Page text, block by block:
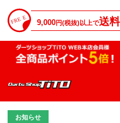
9,000円(税抜)以上で送
お知らせ